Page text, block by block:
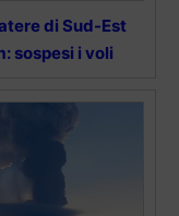
di Sud-Est
sospesi i voli